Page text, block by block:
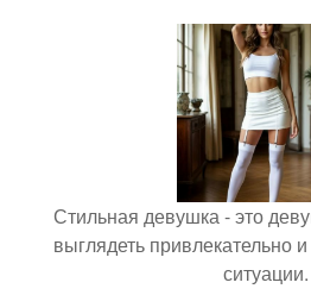
Стильная девушка - это
выглядеть привлекательно
ситуации.